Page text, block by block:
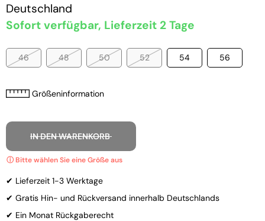
Deutschland
Sofort verfügbar, Lieferzeit 2 Tage
46 48 50 52 54 56
Größeninformation
IN DEN WARENKORB
✔ Lieferzeit 1-3 Werktage
✔ Gratis Hin- und Rückversand innerhalb Deutschlands
✔ Ein Monat Rückgaberecht